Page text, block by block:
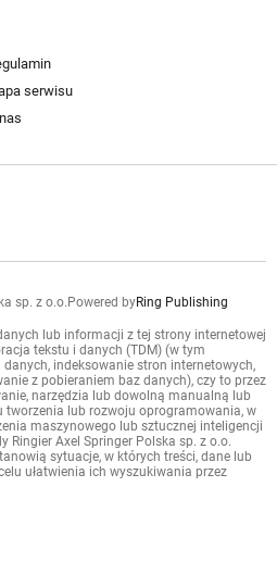
serwisu
sp. z o.o.Powered byRing Publishing
lub informacji z tej strony internetowej
tekstu i danych (TDM) (w tym
indeksowanie stron internetowych,
z pobieraniem baz danych), czy to przez
narzędzia lub dowolną manualną lub
lub rozwoju oprogramowania, w
maszynowego lub sztucznej inteligencji
Ringier Axel Springer Polska sp. z o.o.
sytuacje, w których treści, dane lub
ułatwienia ich wyszukiwania przez